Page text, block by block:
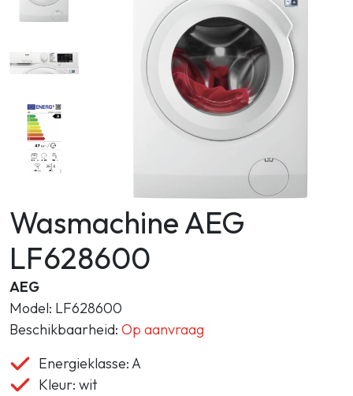
Zakelijk
Zoeken
Wasmachine AEG
LF628600
AEG
Model: LF628600
Beschikbaarheid: Op aanvraag
Energieklasse: A
Kleur: wit